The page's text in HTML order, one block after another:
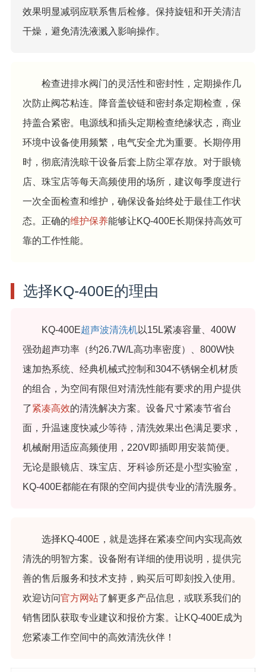
效果明显减弱应联系售后检修。保持旋钮和开关清洁
干燥，避免清洗液溅入影响操作。
检查进排水阀门的灵活性和密封性，定期操作几
次防止阀芯粘连。降音盖铰链和密封条定期检查，保
持盖合紧密。电源线和插头定期检查绝缘状态，商业
环境中设备使用频繁，电气安全尤为重要。长期停用
时，彻底清洗晾干设备后套上防尘罩存放。对于眼镜
店、珠宝店等每天高频使用的场所，建议每季度进行
一次全面检查和维护，确保设备始终处于最佳工作状
态。正确的维护保养能够让KQ-400E长期保持高效可
靠的工作性能。
选择KQ-400E的理由
KQ-400E超声波清洗机以15L紧凑容量、400W
强劲超声功率（约26.7W/L高功率密度）、800W快
速加热系统、经典机械式控制和304不锈钢全机材质
的组合，为空间有限但对清洗性能有要求的用户提供
了紧凑高效的清洗解决方案。设备尺寸紧凑节省台
面，升温速度快减少等待，清洗效果出色满足要求，
机械耐用适应高频使用，220V即插即用安装简便。
无论是眼镜店、珠宝店、牙科诊所还是小型实验室，
KQ-400E都能在有限的空间内提供专业的清洗服务。
选择KQ-400E，就是选择在紧凑空间内实现高效
清洗的明智方案。设备附有详细的使用说明，提供完
善的售后服务和技术支持，购买后可即刻投入使用。
欢迎访问官方网站了解更多产品信息，或联系我们的
销售团队获取专业建议和报价方案。让KQ-400E成为
您紧凑工作空间中的高效清洗伙伴！